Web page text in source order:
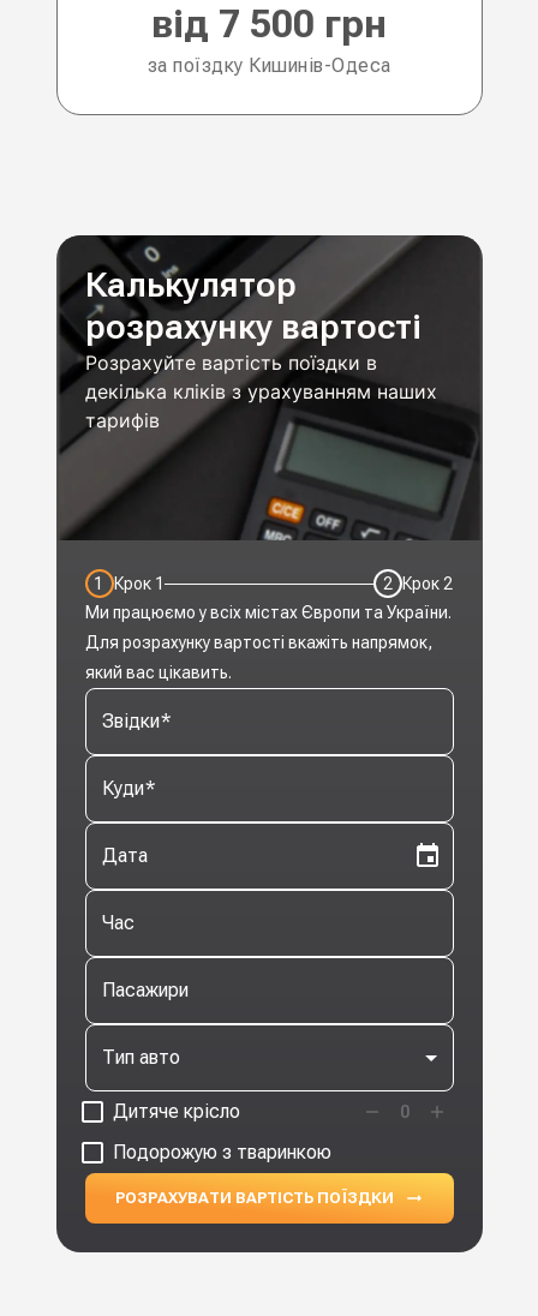
за поїздку Кишинів-Одеса
від 7 500 грн
Калькулятор
розрахунку вартості
Розрахуйте вартість поїздки в
декілька кліків з урахуванням наших
тарифів
1 Крок1 2 Крок 2
Ми працюємо у всіх містах Європи та України.
Для розрахунку вартості вкажіть напрямок,
який вас цікавить.
Звідки*
Куди*
Дата
Час
Пасажири
Тип авто
Дитяче крісло 0
Подорожую з тваринкою
РОЗРАХУВАТИ ВАРТІСТЬ ПОЇЗДКИ